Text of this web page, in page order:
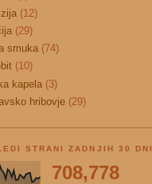
(12)
(29)
smuka (74)
(10)
kapela (3)
hribovje (29)
STRANI ZADNJIH 30 DNI
708,778